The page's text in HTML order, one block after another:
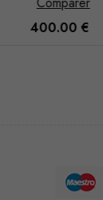
650.00